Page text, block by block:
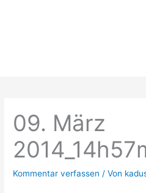
09. März
Kommentar verfassen / Von